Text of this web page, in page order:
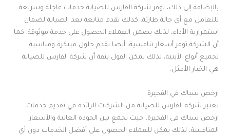
بالإضافة إلى ذلك، توفر شركة الفارس للصيانة خدمات عاجلة وسريعة
للتعامل مع أي حالة طارئة، كذلك تقدم متابعة بعد الصيانة لضمان
استمرارية الأداء، لذلك يضمن العملاء الحصول على خدمة موثوقة. كما
أن الشركة توفر أسعار تنافسية، أيضا تقدم حلول مبتكرة ومناسبة
لجميع أنواع الأبنية، لذلك يمكن القول بثقة أن شركة الفارس للصيانة
هي الخيار الأمثل.
ارخص سباك في الفجيرة
تعتبر شركة الفارس للصيانة من الشركات الرائدة في تقديم خدمات
ارخص سباك في الفجيرة، حيث تجمع بين الجودة العالية والأسعار
المنافسة، لذلك يمكن للعملاء الحصول على أفضل الخدمات دون أي